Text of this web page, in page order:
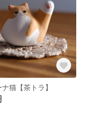
猫【茶トラ】